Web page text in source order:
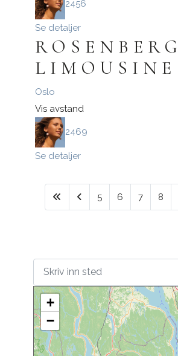
2456
Se detaljer
ROSENBERG
LIMOUSINE
Oslo
Vis avstand
2469
Se detaljer
5 6 7 8
+
−